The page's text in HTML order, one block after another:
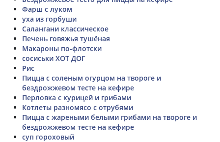
Фарш с луком
уха из горбуши
Салангани классическое
Печень говяжья тушёная
Макароны по-флотски
сосиськи ХОТ ДОГ
Рис
Пицца с соленым огурцом на твороге и
бездрожжевом тесте на кефире
Перловка с курицей и грибами
Котлеты разномясо с отрубями
Пицца с жареными белыми грибами на твороге и
бездрожжевом тесте на кефире
суп гороховый